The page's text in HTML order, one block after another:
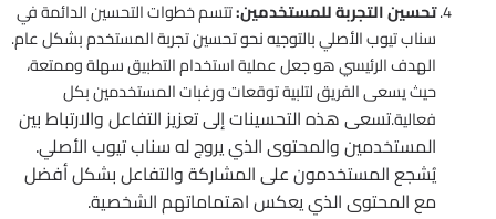
تحسين التجربة للمستخدمين:تتسم خطوات التحسين الدائمة في
سناب تيوب الأصلي بالتوجيه نحو تحسين تجربة المستخدم بشكل عام.
الهدف الرئيسي هو جعل عملية استخدام التطبيق سهلة وممتعة،
حيث يسعى الفريق لتلبية توقعات ورغبات المستخدمين بكل
فعالية.تسعى هذه التحسينات إلى تعزيز التفاعل والارتباط بين
المستخدمين والمحتوى الذي يروج له سناب تيوب الأصلي.
يُشجع المستخدمون على المشاركة والتفاعل بشكل أفضل
مع المحتوى الذي يعكس اهتماماتهم الشخصية.